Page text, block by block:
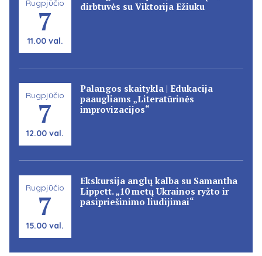
Rugpjūčio
7
11.00 val.
dirbtuvės su Viktorija Ežiuku
Rugpjūčio
7
12.00 val.
Palangos skaitykla | Edukacija
paaugliams „Literatūrinės
improvizacijos“
Rugpjūčio
7
15.00 val.
Ekskursija anglų kalba su Samantha
Lippett. „10 metų Ukrainos ryžto ir
pasipriešinimo liudijimai“